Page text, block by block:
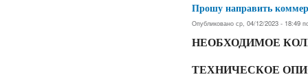
Прошу направить
Опубликовано ср, 04/12/2023 - 18:49
НЕОБХОДИМОЕ
ТЕХНИЧЕСКОЕ